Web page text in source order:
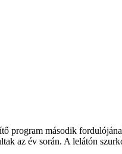
program második
az év során. A lelátón